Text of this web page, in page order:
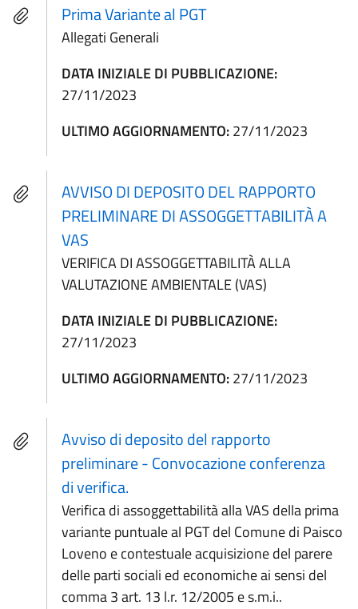
Prima Variante al PGT
Allegati Generali
DATA INIZIALE DI PUBBLICAZIONE:
27/11/2023
ULTIMO AGGIORNAMENTO:27/11/2023
AVVISO DI DEPOSITO DEL RAPPORTO
PRELIMINARE DI ASSOGGETTABILITÀ A
VAS
VERIFICA DI ASSOGGETTABILITÀ ALLA
VALUTAZIONE AMBIENTALE (VAS)
DATA INIZIALE DI PUBBLICAZIONE:
27/11/2023
ULTIMO AGGIORNAMENTO:27/11/2023
Avviso di deposito del rapporto
preliminare - Convocazione conferenza
di verifica.
Verifica di assoggettabilità alla VAS della prima
variante puntuale al PGT del Comune di Paisco
Loveno e contestuale acquisizione del parere
delle parti sociali ed economiche ai sensi del
comma 3 art. 13 l.r. 12/2005 e s.m.i..